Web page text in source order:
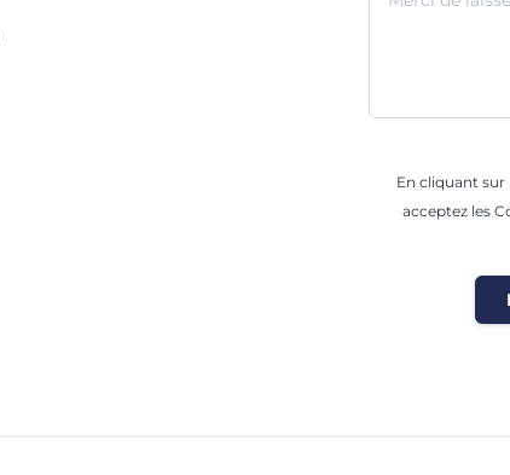
En cliquant sur
acceptez les